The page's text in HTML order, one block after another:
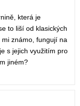
která je
to liší od klasických
známo, fungují na
s jejich využitím pro
jiném?